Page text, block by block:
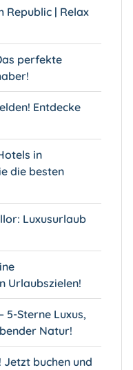
Republic | Relax
perfekte
Entdecke
in
die besten
Luxusurlaub
Urlaubszielen!
5-Sterne Luxus,
Natur!
Jetzt buchen und